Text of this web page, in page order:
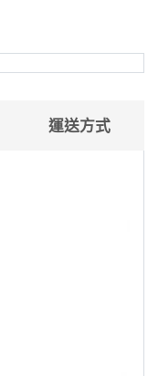
運送方式